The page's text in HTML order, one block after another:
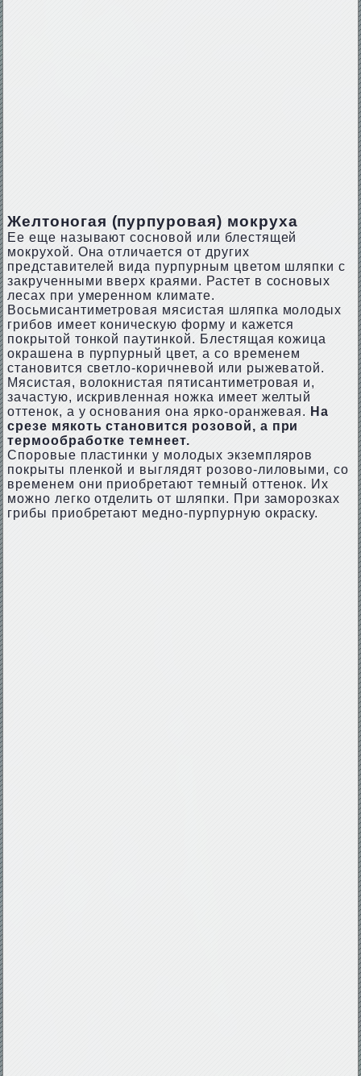
Желтоногая (пурпуровая) мокруха
Ее еще называют сосновой или блестящей
мокрухой. Она отличается от других
представителей вида пурпурным цветом шляпки с
закрученными вверх краями. Растет в сосновых
лесах при умеренном климате.
Восьмисантиметровая мясистая шляпка молодых
грибов имеет коническую форму и кажется
покрытой тонкой паутинкой. Блестящая кожица
окрашена в пурпурный цвет, а со временем
становится светло-коричневой или рыжеватой.
Мясистая, волокнистая пятисантиметровая и,
зачастую, искривленная ножка имеет желтый
оттенок, а у основания она ярко-оранжевая. На
срезе мякоть становится розовой, а при
термообработке темнеет.
Споровые пластинки у молодых экземпляров
покрыты пленкой и выглядят розово-лиловыми, со
временем они приобретают темный оттенок. Их
можно легко отделить от шляпки. При заморозках
грибы приобретают медно-пурпурную окраску.